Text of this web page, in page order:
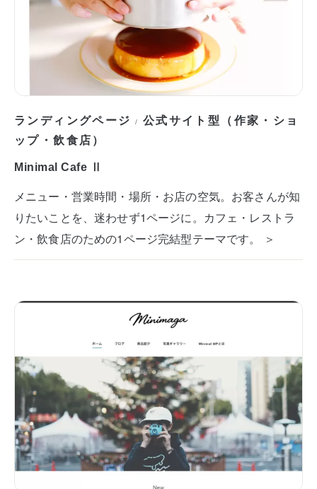
ランディングページ / 公式サイト型（作家・ショ
ップ・飲食店）
Minimal Cafe Ⅱ
メニュー・営業時間・場所・お店の空気。お客さんが知
りたいことを、迷わせず1ページに。カフェ・レストラ
ン・飲食店のための1ページ完結型テーマです。 ＞